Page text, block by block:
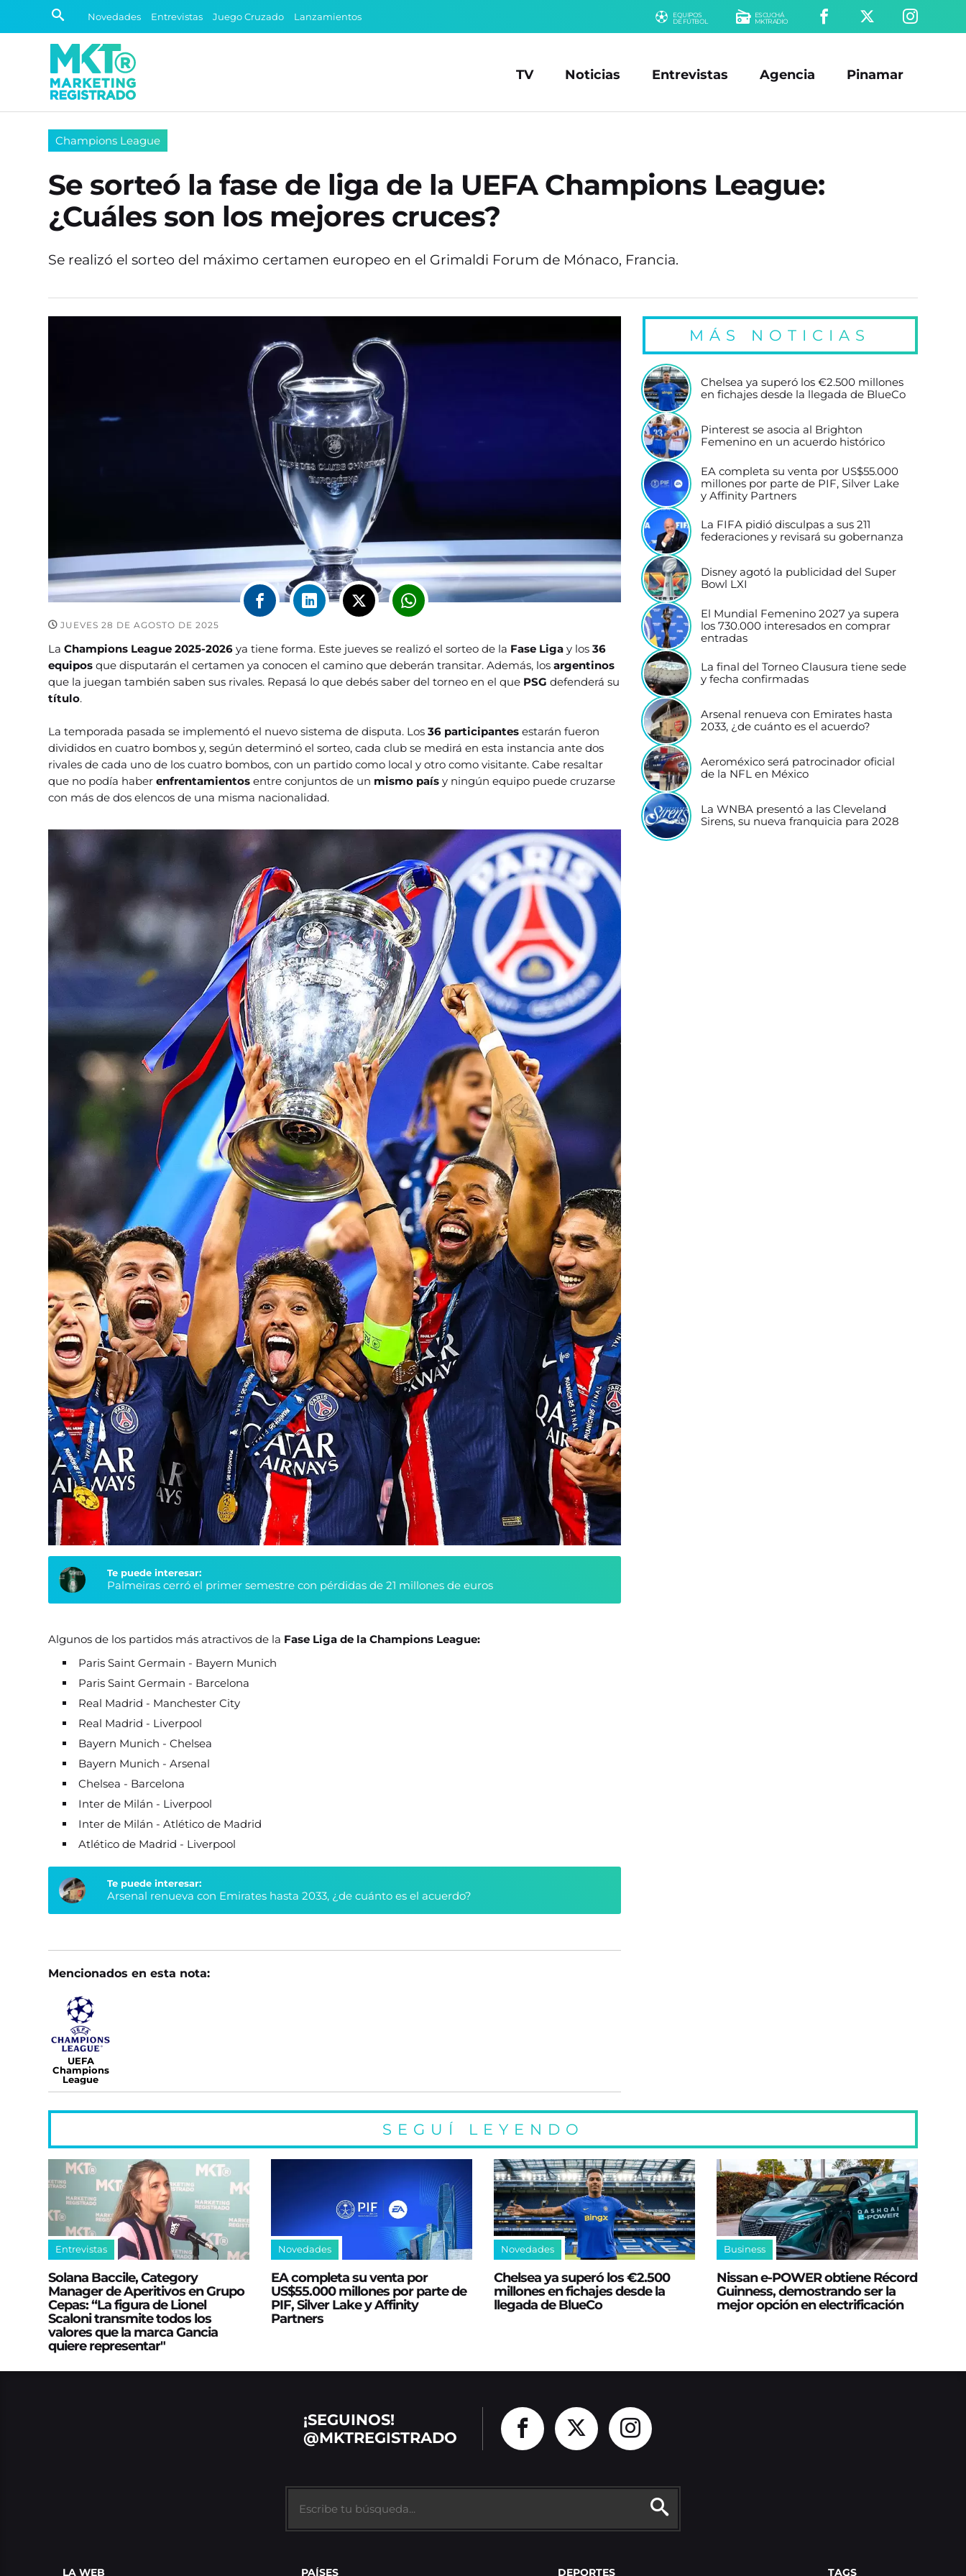
Novedades Entrevistas Juego Cruzado Lanzamientos
EQUIPOS
DE FÚTBOL
ESCUCHÁ
MKTRADIO
TV Noticias Entrevistas Agencia Pinamar
Champions League
Se sorteó la fase de liga de la UEFA Champions League:
¿Cuáles son los mejores cruces?
Se realizó el sorteo del máximo certamen europeo en el Grimaldi Forum de Mónaco, Francia.
JUEVES 28 DE AGOSTO DE 2025
LaChampions League 2025-2026 ya tiene forma. Este jueves se realizó el sorteo de la Fase Liga y los36
equipos que disputarán el certamen ya conocen el camino que deberán transitar. Además, losargentinos
que la juegan también saben sus rivales. Repasá lo que debés saber del torneo en el que PSG defenderá su
título.
La temporada pasada se implementó el nuevo sistema de disputa. Los36 participantes estarán fueron
divididos en cuatro bombos y, según determinó el sorteo, cada club se medirá en esta instancia ante dos
rivales de cada uno de los cuatro bombos, con un partido como local y otro como visitante. Cabe resaltar
que no podía haberenfrentamientos entre conjuntos de un mismo país y ningún equipo puede cruzarse
con más de dos elencos de una misma nacionalidad.
Te puede interesar:
Palmeiras cerró el primer semestre con pérdidas de 21 millones de euros
Algunos de los partidos más atractivos de la Fase Liga de la Champions League:
Paris Saint Germain - Bayern Munich
Paris Saint Germain - Barcelona
Real Madrid - Manchester City
Real Madrid - Liverpool
Bayern Munich - Chelsea
Bayern Munich - Arsenal
Chelsea - Barcelona
Inter de Milán - Liverpool
Inter de Milán - Atlético de Madrid
Atlético de Madrid - Liverpool
Te puede interesar:
Arsenal renueva con Emirates hasta 2033, ¿de cuánto es el acuerdo?
Mencionados en esta nota:
UEFA
Champions
League
MÁS NOTICIAS
Chelsea ya superó los €2.500 millones
en fichajes desde la llegada de BlueCo
Pinterest se asocia al Brighton
Femenino en un acuerdo histórico
EA completa su venta por US$55.000
millones por parte de PIF, Silver Lake
y Affinity Partners
La FIFA pidió disculpas a sus 211
federaciones y revisará su gobernanza
Disney agotó la publicidad del Super
Bowl LXI
El Mundial Femenino 2027 ya supera
los 730.000 interesados en comprar
entradas
La final del Torneo Clausura tiene sede
y fecha confirmadas
Arsenal renueva con Emirates hasta
2033, ¿de cuánto es el acuerdo?
Aeroméxico será patrocinador oficial
de la NFL en México
La WNBA presentó a las Cleveland
Sirens, su nueva franquicia para 2028
SEGUÍ LEYENDO
Entrevistas
Solana Baccile, Category
Manager de Aperitivos en Grupo
Cepas: “La figura de Lionel
Scaloni transmite todos los
valores que la marca Gancia
quiere representar"
Novedades
EA completa su venta por
US$55.000 millones por parte de
PIF, Silver Lake y Affinity
Partners
Novedades
Chelsea ya superó los €2.500
millones en fichajes desde la
llegada de BlueCo
Business
Nissan e‑POWER obtiene Récord
Guinness, demostrando ser la
mejor opción en electrificación
¡SEGUINOS!
@MKTREGISTRADO
LA WEB PAÍSES DEPORTES TAGS